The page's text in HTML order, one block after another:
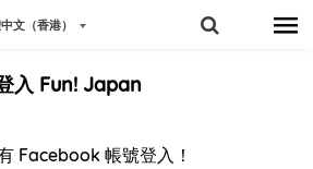
文（香港）
入 Fun! Japan
Facebook 帳號登入！